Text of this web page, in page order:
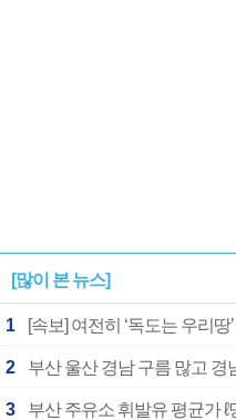
[많이 본 뉴스]
1
2
3 부산 주유소 휘발유 평균가